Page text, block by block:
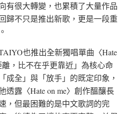
有很大轉變，也累積了大量作品
歸不只是推出新歌，更是一段重
也推出全新獨唱單曲〈Hate
，比不在乎更靠近」為核心命
成全」與「放手」的既定印象，
透露〈Hate on me〉創作醞釀長
，但最困難的是中文歌詞的完